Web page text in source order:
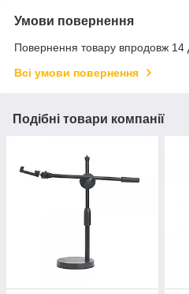
Умови повернення
Повернення товару впродовж 14
Всі умови повернення
Подібні товари компанії